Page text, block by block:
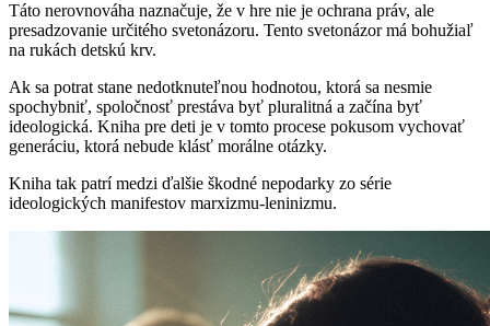
Táto nerovnováha naznačuje, že v hre nie je ochrana práv, ale
presadzovanie určitého svetonázoru. Tento svetonázor má bohužiaľ
na rukách detskú krv.
Ak sa potrat stane nedotknuteľnou hodnotou, ktorá sa nesmie
spochybniť, spoločnosť prestáva byť pluralitná a začína byť
ideologická. Kniha pre deti je v tomto procese pokusom vychovať
generáciu, ktorá nebude klásť morálne otázky.
Kniha tak patrí medzi ďalšie škodné nepodarky zo série
ideologických manifestov marxizmu-leninizmu.